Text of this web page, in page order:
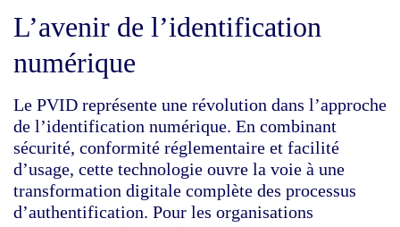
L’avenir de l’identification
numérique
Le PVID représente une révolution dans l’approche
de l’identification numérique. En combinant
sécurité, conformité réglementaire et facilité
d’usage, cette technologie ouvre la voie à une
transformation digitale complète des processus
d’authentification. Pour les organisations